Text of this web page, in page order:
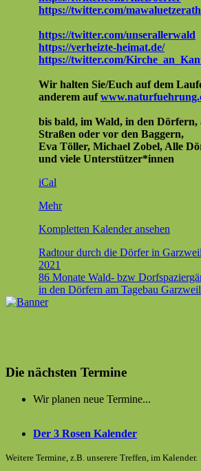
er Wald
https://twitter.com/mawaluetzerath
https://twitter.com/unserallerwald
https://verheizte-heimat.de/
https://twitter.com/
Wir hal­ten Sie/Euch auf dem
anderem auf
bis bald, im Wald, in den Dör­fern,
Straßen oder vor den Baggern,
Eva Töller, Michael Zobel, Alle
und viele Unterstützer*innen
iCal
Mehrüber
Kom­plet­ten Kalen­der ansehen
Beitragsnavigation
Radtour durch die Dörfer in
2021
86 Monate Wald- bzw
in den Dörfern am Tagebau
Die nächsten Termine
Wir planen neue Termine...
Der 3 Rosen Kalender
Weitere Termine, z.B. unserere Treffen, im Kalender.